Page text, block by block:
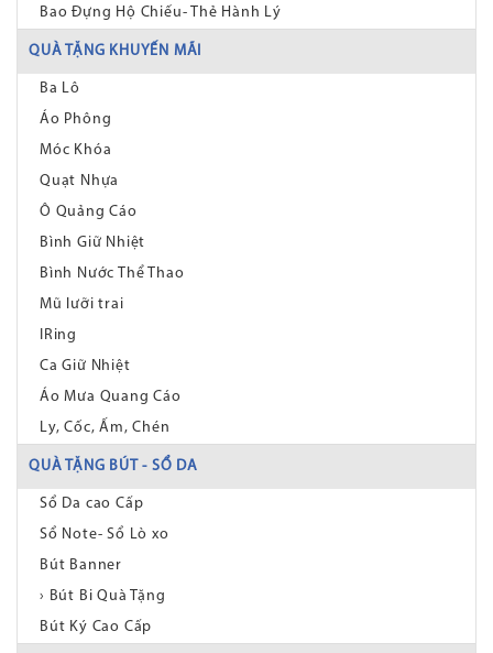
Bao Đựng Hộ Chiếu- Thẻ Hành Lý
QUÀ TẶNG KHUYẾN MÃI
Ba Lô
Áo Phông
Móc Khóa
Quạt Nhựa
Ô Quảng Cáo
Bình Giữ Nhiệt
Bình Nước Thể Thao
Mũ lưỡi trai
IRing
Ca Giữ Nhiệt
Áo Mưa Quang Cáo
Ly, Cốc, Ấm, Chén
QUÀ TẶNG BÚT - SỔ DA
Sổ Da cao Cấp
Sổ Note- Sổ Lò xo
Bút Banner
› Bút Bi Quà Tặng
Bút Ký Cao Cấp